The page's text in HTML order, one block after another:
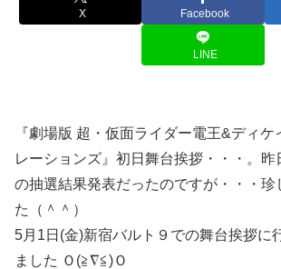
X Facebook
LINE
『劇場版 超・仮面ライダー電王&ディ
レーションズ』初日舞台挨拶・・・。昨
の抽選結果発表だったのですが・・・珍
た（＾＾）
5月1日(金)新宿バルト９での舞台挨拶に
ました Ｏ(≧∇≦)Ｏ